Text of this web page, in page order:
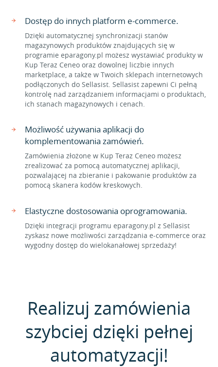
Dostęp do innych platform e-commerce.
Dzięki automatycznej synchronizacji stanów
magazynowych produktów znajdujących się w
programie eparagony.pl możesz wystawiać produkty w
Kup Teraz Ceneo oraz dowolnej liczbie innych
marketplace, a także w Twoich sklepach internetowych
podłączonych do Sellasist. Sellasist zapewni Ci pełną
kontrolę nad zarządzaniem informacjami o produktach,
ich stanach magazynowych i cenach.
Możliwość używania aplikacji do
komplementowania zamówień.
Zamówienia złożone w Kup Teraz Ceneo możesz
zrealizować za pomocą automatycznej aplikacji,
pozwalającej na zbieranie i pakowanie produktów za
pomocą skanera kodów kreskowych.
Elastyczne dostosowania oprogramowania.
Dzięki integracji programu eparagony.pl z Sellasist
zyskasz nowe możliwości zarządzania e-commerce oraz
wygodny dostęp do wielokanałowej sprzedaży!
Realizuj zamówienia
szybciej dzięki pełnej
automatyzacji!